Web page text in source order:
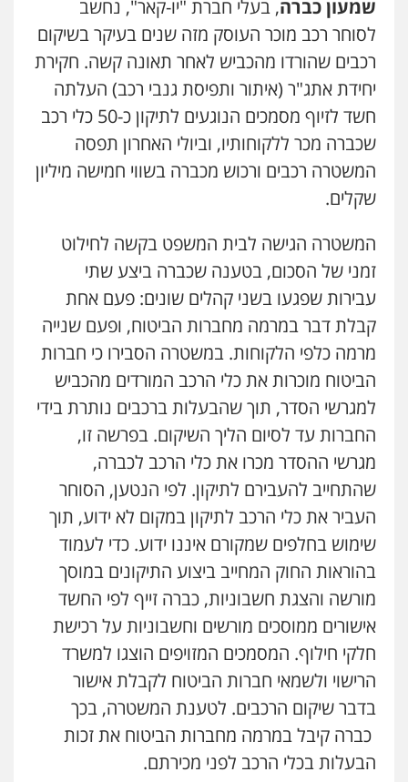
עו"ד שאדי כבהא
עורכי דין לענייני אסירים
0525556970
עו"ד ד"ר איתן פינקלשטיין
כלכלי הלבנת הון חילוט ייעוץ לעורכי דין
0507061374
עו"ד רועי אטיאס
פשיעה חמורה
525043999
מצגר ושות', חברת עורכי דין
נדל"ן / עסקים משפחה תעבורה כלכלי
הוצאה לפועל
0545402829
אברהם שהבזי – משרד עורכי דין
מיסים כלכלי פלילי פשיעה כלכלית
הון
0504456555
עו"ד דרוויש נאשף
פלילי פשיעה חמורה זכויות אדם
0527448141
עו"ד שילה ענבר
דין
0506216097
עו"ד אריה פטר
לשעבר סגן מנהל המחלקה הפלילית
שמעון כברה, בעלי חברת "יו-קאר", נחשב
לסוחר רכב מוכר העוסק מזה שנים בעיקר בשיקום
רכבים שהורדו מהכביש לאחר תאונה קשה. חקירת
יחידת אתג"ר (איתור ותפיסת גנבי רכב) העלתה
חשד לזיוף מסמכים הנוגעים לתיקון כ-50 כלי רכב
שכברה מכר ללקוחותיו, וביולי האחרון תפסה
המשטרה רכבים ורכוש מכברה בשווי חמישה מיליון
שקלים.
המשטרה הגישה לבית המשפט בקשה לחילוט
זמני של הסכום, בטענה שכברה ביצע שתי
עבירות שפגעו בשני קהלים שונים: פעם אחת
קבלת דבר במרמה מחברות הביטוח, ופעם שנייה
מרמה כלפי הלקוחות. במשטרה הסבירו כי חברות
הביטוח מוכרות את כלי הרכב המורדים מהכביש
למגרשי הסדר, תוך שהבעלות ברכבים נותרת בידי
החברות עד לסיום הליך השיקום. בפרשה זו,
מגרשי ההסדר מכרו את כלי הרכב לכברה,
שהתחייב להעבירם לתיקון. לפי הנטען, הסוחר
העביר את כלי הרכב לתיקון במקום לא ידוע, תוך
שימוש בחלפים שמקורם איננו ידוע. כדי לעמוד
בהוראות החוק המחייב ביצוע התיקונים במוסך
מורשה והצגת חשבוניות, כברה זייף לפי החשד
אישורים ממוסכים מורשים וחשבוניות על רכישת
חלקי חילוף. המסמכים המזויפים הוצגו למשרד
הרישוי ולשמאי חברות הביטוח לקבלת אישור
בדבר שיקום הרכבים. לטענת המשטרה, בכך
כברה קיבל במרמה מחברות הביטוח את זכות
הבעלות בכלי הרכב לפני מכירתם.